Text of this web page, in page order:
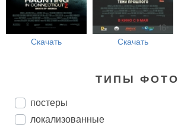
Скачать Скачать
ТИПЫ ФОТО
постеры
локализованные